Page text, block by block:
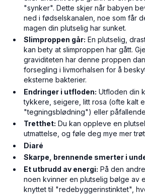
"synker". Dette skjer når babyen
ned i fødselskanalen, noe som får
magen din plutselig har sunket.
Slimproppen går: En plutselig,
kan bety at slimproppen har gått.
graviditeten har denne proppen
forsegling i livmorhalsen for å
eksterne bakterier.
Endringer i utfloden: Utfloden din
tykkere, seigere, litt rosa (ofte kalt
"tegningsblødning") eller
Tretthet: Du kan oppleve en
utmattelse, og føle deg mye mer
Diaré
Skarpe, brennende smerter i
Et utbrudd av energi: På den
noen kvinner en plutselig bølge av
knyttet til "redebyggerinstinktet",